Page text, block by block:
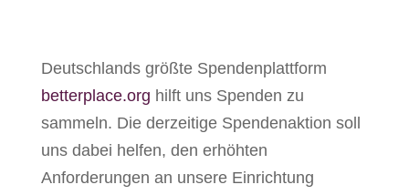
Deutschlands größte Spendenplattform
betterplace.org hilft uns Spenden zu
sammeln. Die derzeitige Spendenaktion soll
uns dabei helfen, den erhöhten
Anforderungen an unsere Einrichtung